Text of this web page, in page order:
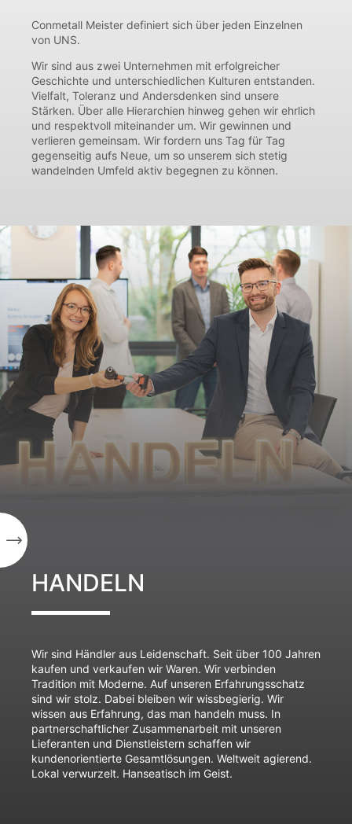
Conmetall Meister definiert sich über jeden Einzelnen
von UNS.
Wir sind aus zwei Unternehmen mit erfolgreicher
Geschichte und unterschiedlichen Kulturen entstanden.
Vielfalt, Toleranz und Andersdenken sind unsere
Stärken. Über alle Hierarchien hinweg gehen wir ehrlich
und respektvoll miteinander um. Wir gewinnen und
verlieren gemeinsam. Wir fordern uns Tag für Tag
gegenseitig aufs Neue, um so unserem sich stetig
wandelnden Umfeld aktiv begegnen zu können.
HANDELN
Wir sind Händler aus Leidenschaft. Seit über 100 Jahren
kaufen und verkaufen wir Waren. Wir verbinden
Tradition mit Moderne. Auf unseren Erfahrungsschatz
sind wir stolz. Dabei bleiben wir wissbegierig. Wir
wissen aus Erfahrung, das man handeln muss. In
partnerschaftlicher Zusammenarbeit mit unseren
Lieferanten und Dienstleistern schaffen wir
kundenorientierte Gesamtlösungen. Weltweit agierend.
Lokal verwurzelt. Hanseatisch im Geist.